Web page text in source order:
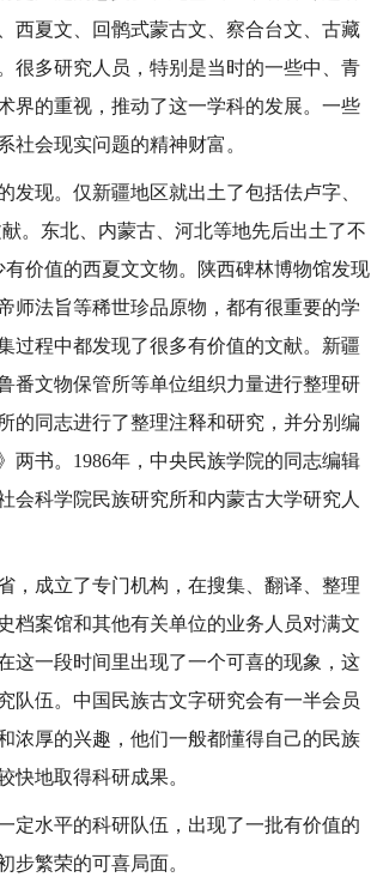
西夏文、回鹘式蒙古文、察合台文、古藏
很多研究人员，特别是当时的一些中、青
界的重视，推动了这一学科的发展。一些
会现实问题的精神财富。
现。仅新疆地区就出土了包括佉卢字、
。东北、内蒙古、河北等地先后出土了不
价值的西夏文文物。陕西碑林博物馆发现
师法旨等稀世珍品原物，都有很重要的学
过程中都发现了很多有价值的文献。新疆
番文物保管所等单位组织力量进行整理研
的同志进行了整理注释和研究，并分别编
两书。1986年，中央民族学院的同志编辑
会科学院民族研究所和内蒙古大学研究人
成立了专门机构，在搜集、翻译、整理
档案馆和其他有关单位的业务人员对满文
这一段时间里出现了一个可喜的现象，这
队伍。中国民族古文字研究会有一半会员
浓厚的兴趣，他们一般都懂得自己的民族
快地取得科研成果。
水平的科研队伍，出现了一批有价值的
步繁荣的可喜局面。